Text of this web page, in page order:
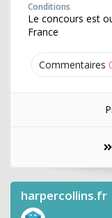
Commentaires
Conditions
Le concours est
France
harpercollins.fr